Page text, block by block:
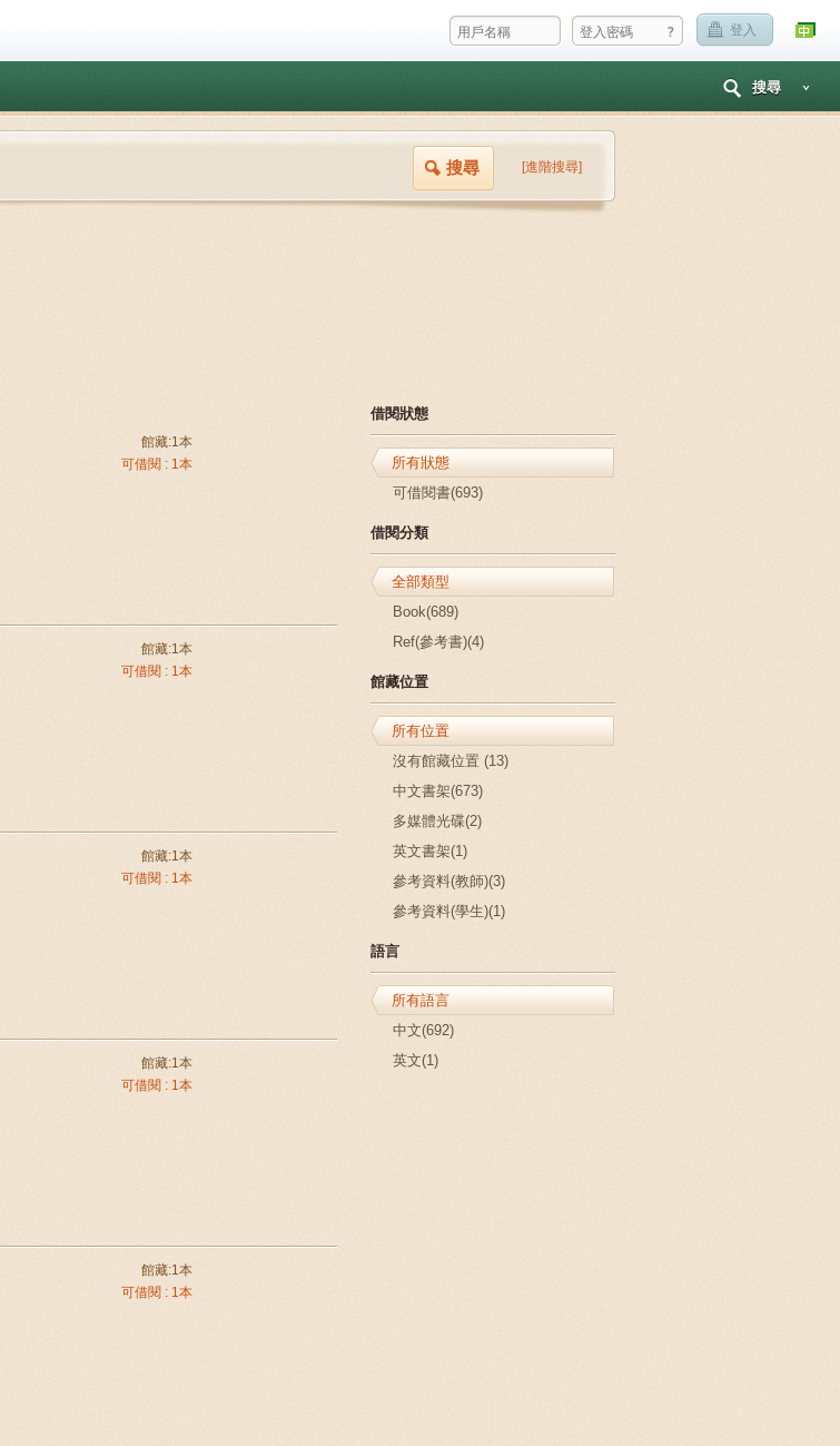
? 登入
搜尋
搜尋 [進階搜尋]
館藏:1本
可借閱 : 1本
館藏:1本
可借閱 : 1本
館藏:1本
可借閱 : 1本
館藏:1本
可借閱 : 1本
館藏:1本
可借閱 : 1本
借閱狀態
所有狀態
可借閱書(693)
借閱分類
全部類型
Book(689)
Ref(參考書)(4)
館藏位置
所有位置
沒有館藏位置 (13)
中文書架(673)
多媒體光碟(2)
英文書架(1)
參考資料(教師)(3)
參考資料(學生)(1)
語言
所有語言
中文(692)
英文(1)